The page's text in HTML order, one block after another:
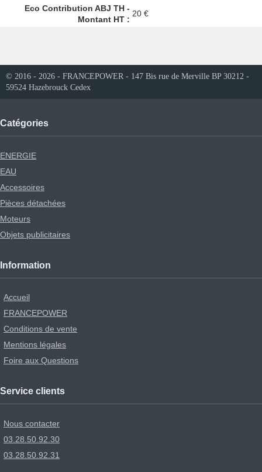
Eco Contribution ABJ TH -
Montant HT :
20 €
© 2016 - 2026 - FRANCEPOWER - 147 Bis rue de Merville BP 30212 -
59524 Hazebrouck Cedex
Catégories
ENERGIE
EAU
Accessoires
Pièces détachées
Moteurs
Objets publicitaires
Information
Accueil
FRANCEPOWER
Conditions de vente
Mentions légales
Foire aux Questions
Service clients
Nous contacter
03.28.50.92.30
03.28.50.92.31